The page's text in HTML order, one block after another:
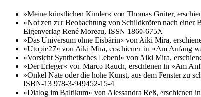
»Meine künstlichen Kinder« von Thomas Grüter,
»Notizen zur Beobachtung von Schildkröten nach einer
Eigenverlag René Moreau, ISSN 1860-675X
»Das Universum ohne Eisbärin« von Aiki Mira,
»Utopie27« von Aiki Mira, erschienen in »Am Anfang
»Vorsicht Synthetisches Leben!« von Aiki Mira,
»Der Erleger« von Marco Rauch, erschienen in »Am
»Onkel Nate oder die hohe Kunst, aus dem Fenster zu
ISBN-13 978-3-949452-15-4
»Dialog im Baltikum« von Alessandra Reß, erschienen